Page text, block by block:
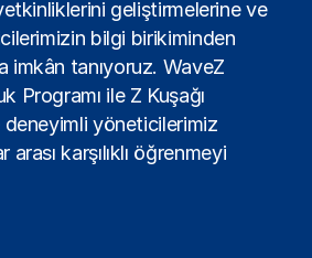
yetkinliklerini geliştirmelerine ve
bilgi birikiminden
imkân tanıyoruz. WaveZ
Programı ile Z Kuşağı
deneyimli yöneticilerimiz
arası karşılıklı öğrenmeyi